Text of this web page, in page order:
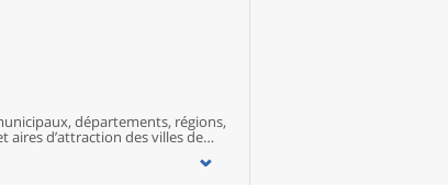
départements, régions,
aires d’attraction des villes de